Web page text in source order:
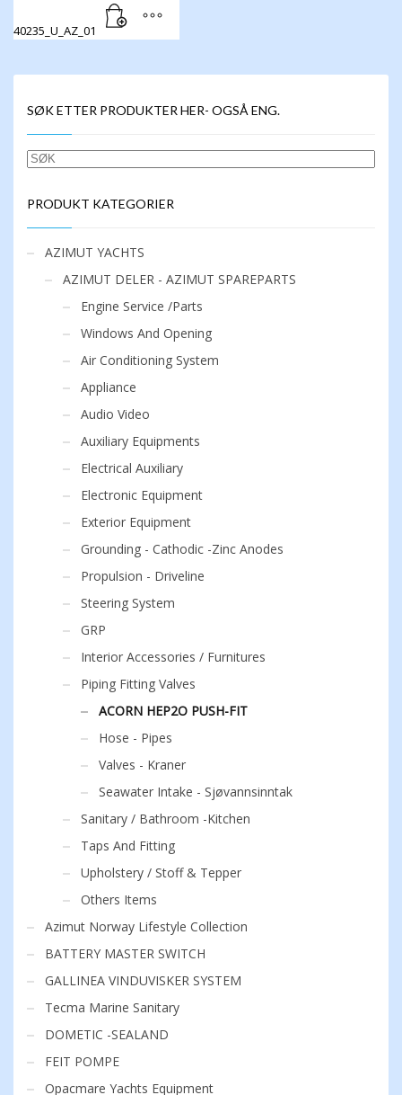
40235_U_AZ_01
SØK ETTER PRODUKTER HER- OGSÅ ENG.
SØK
PRODUKT KATEGORIER
AZIMUT YACHTS
AZIMUT DELER - AZIMUT SPAREPARTS
Engine Service /Parts
Windows And Opening
Air Conditioning System
Appliance
Audio Video
Auxiliary Equipments
Electrical Auxiliary
Electronic Equipment
Exterior Equipment
Grounding - Cathodic -Zinc Anodes
Propulsion - Driveline
Steering System
GRP
Interior Accessories / Furnitures
Piping Fitting Valves
ACORN HEP2O PUSH-FIT
Hose - Pipes
Valves - Kraner
Seawater Intake - Sjøvannsinntak
Sanitary / Bathroom -Kitchen
Taps And Fitting
Upholstery / Stoff & Tepper
Others Items
Azimut Norway Lifestyle Collection
BATTERY MASTER SWITCH
GALLINEA VINDUVISKER SYSTEM
Tecma Marine Sanitary
DOMETIC -SEALAND
FEIT POMPE
Opacmare Yachts Equipment